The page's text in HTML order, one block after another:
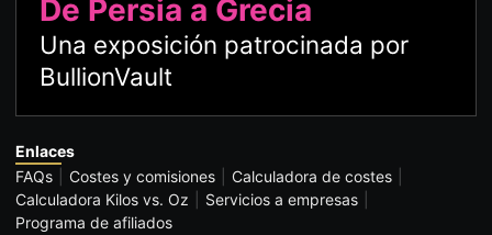
De Persia a Grecia
Una exposición patrocinada por
BullionVault
Enlaces
FAQs
Costes y comisiones
Calculadora de costes
Calculadora Kilos vs. Oz
Servicios a empresas
Programa de afiliados